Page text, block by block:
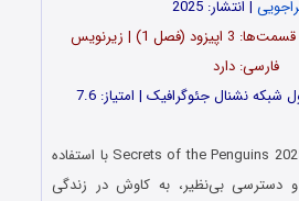
| انتشار: 2025
زبان: انگلیسی | تعداد قسمت‌‌‌‌ها: 3 اپیزود (فصل 1) | زیرنویس
فارسی: دارد
مستند اسرار پنگوئن‌ها Secrets of the Penguins 2025 با استفاده
و دسترسی بی‌نظیر، به کاوش در زندگی